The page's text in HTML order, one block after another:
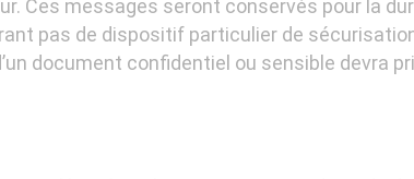
Ces messages seront conservés pour la
pas de dispositif particulier de
document confidentiel ou sensible devra